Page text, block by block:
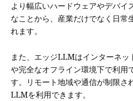
より幅広いハードウェアやデバ
なことから、産業だけでなく日常
れます。
また、エッジLLMはインターネ
や完全なオフライン環境下で利用
す。リモート地域や通信が制限さ
LLMを利用できます。